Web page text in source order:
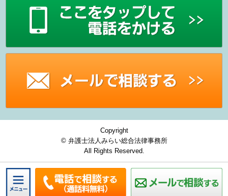
Copyright
© 弁護士法人みらい総合法律事務所
All Rights Reserved.